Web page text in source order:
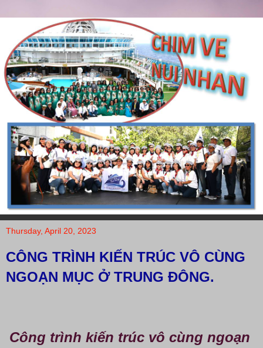
Thursday, April 20, 2023
CÔNG TRÌNH KIẾN TRÚC VÔ CÙNG
NGOẠN MỤC Ở TRUNG ĐÔNG.
Công trình kiến trúc vô cùng ngoạn